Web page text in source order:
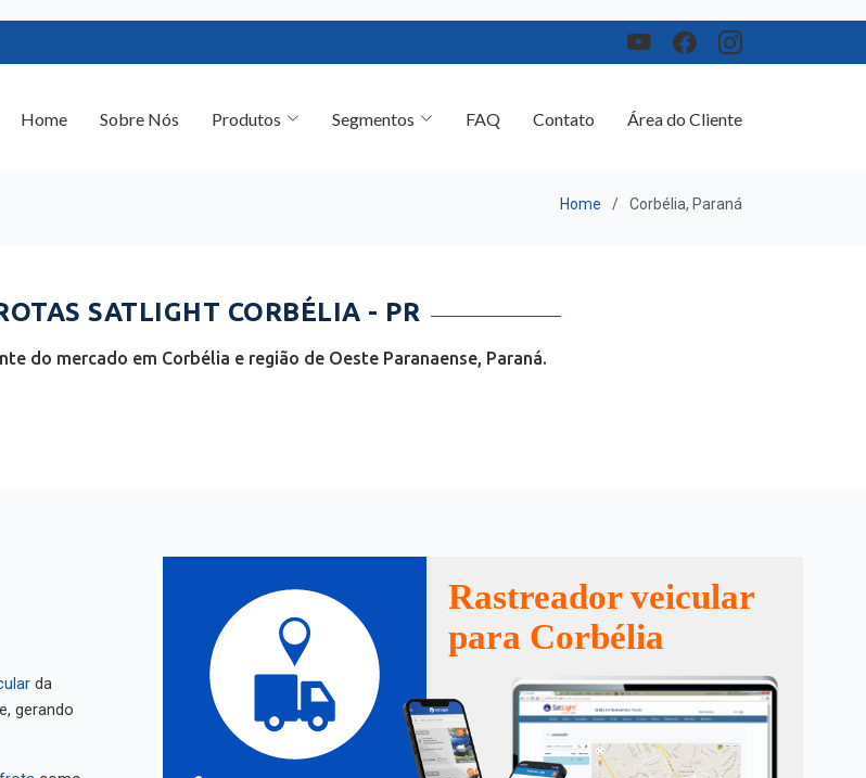
SATLIGHT CORBÉLIA - PR
do mercado em Corbélia e região de Oeste Paranaense, Paraná.
da
gerando
frota
Rastreador veicular
para Corbélia